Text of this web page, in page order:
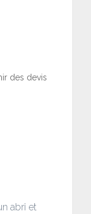
des devis
abri et